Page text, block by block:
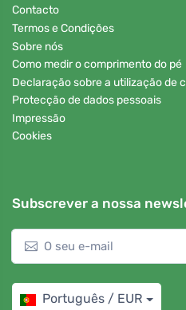
Contacto
Termos e Condições
Sobre nós
Como medir o comprimento do pé
Declaração sobre a utilização de
Protecção de dados pessoais
Impressão
Cookies
Subscrever a nossa
Português / EUR